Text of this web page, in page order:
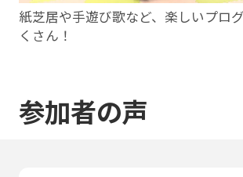
紙芝居や⼿遊び歌など、楽しいプロ
くさん！
参加者の声